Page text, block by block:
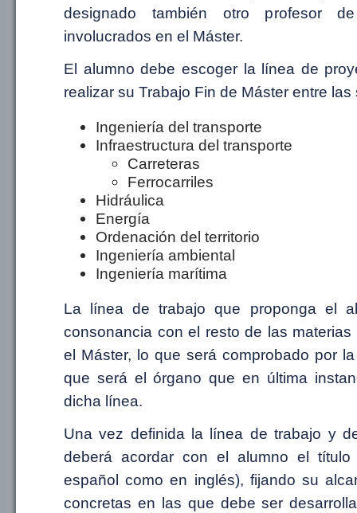
designado también otro profesor
involucrados en el Máster.
El alumno debe escoger la línea de
realizar su Trabajo Fin de Máster entre las
Ingeniería del transporte
Infraestructura del transporte
Carreteras
Ferrocarriles
Hidráulica
Energía
Ordenación del territorio
Ingeniería ambiental
Ingeniería marítima
La línea de trabajo que proponga el
consonancia con el resto de las
el Máster, lo que será comprobado por
que será el órgano que en última
dicha línea.
Una vez definida la línea de trabajo y
deberá acordar con el alumno el
español como en inglés), fijando su
concretas en las que debe ser